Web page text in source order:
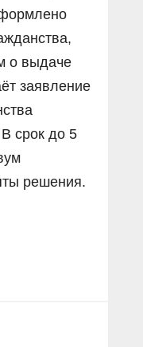
о выдаче
заявление
срок до 5
решения.